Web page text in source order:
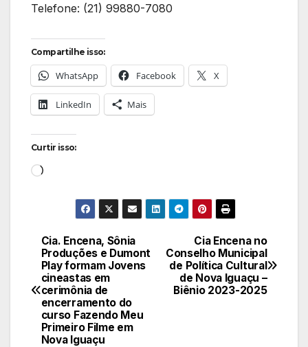
Telefone: (21) 99880-7080
Compartilhe isso:
WhatsApp Facebook X
LinkedIn Mais
Curtir isso:
Carregando...
Navegação
de
Post
Cia Encena no
Conselho Municipal
de Política Cultural
de Nova Iguaçu –
Biênio 2023-2025
Cia. Encena, Sônia
Produções e Dumont
Play formam Jovens
cineastas em
cerimônia de
encerramento do
curso Fazendo Meu
Primeiro Filme em
Nova Iguaçu